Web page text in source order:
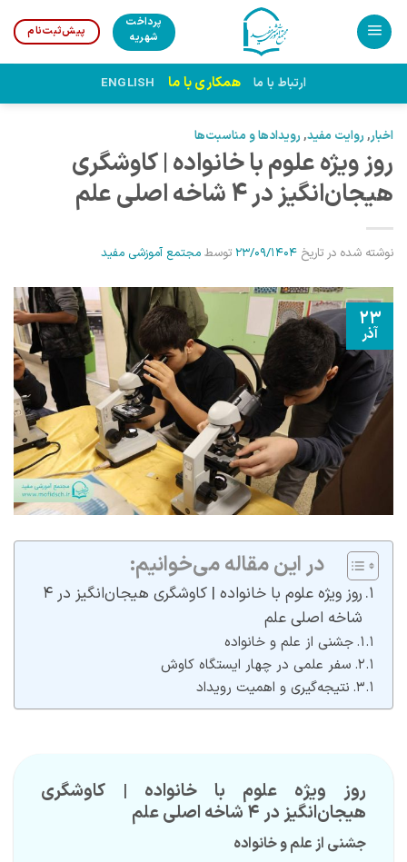
Skip
content
پرداخت
شهریه
پیش‌ثبت‌نام
ارتباط با ما همکاری با ما ENGLISH
اخبار, روایت مفید, رویدادها و مناسبت‌ها
روز ویژه علوم با خانواده | کاوشگری
هیجان‌انگیز در ۴ شاخه اصلی علم
نوشته شده در تاریخ 23/09/1404 توسط مجتمع آموزشی مفید
23
آذر
در این مقاله می‌خوانیم:
روز ویژه علوم با خانواده | کاوشگری هیجان‌انگیز در ۴
شاخه اصلی علم
جشنی از علم و خانواده
سفر علمی در چهار ایستگاه کاوش
نتیجه‌گیری و اهمیت رویداد
روز ویژه علوم با خانواده | کاوشگری
هیجان‌انگیز در ۴ شاخه اصلی علم
جشنی از علم و خانواده